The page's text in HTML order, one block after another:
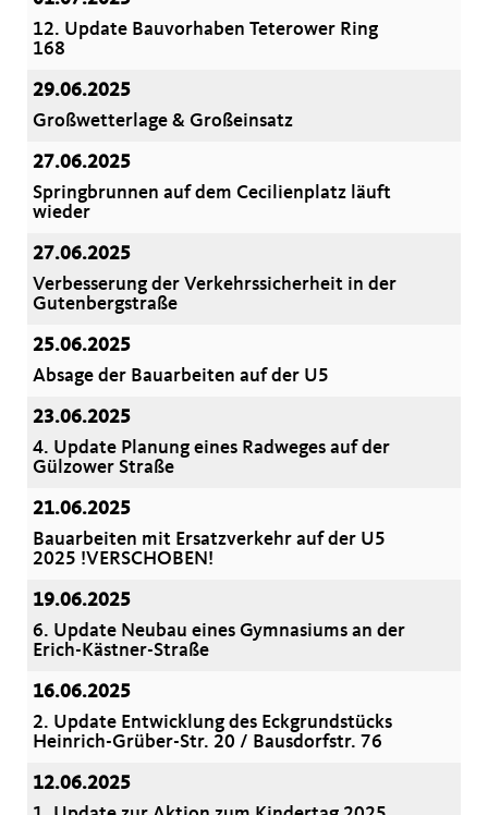
12. Update Bauvorhaben Teterower Ring
168
29.06.2025
Großwetterlage & Großeinsatz
27.06.2025
Springbrunnen auf dem Cecilienplatz läuft
wieder
27.06.2025
Verbesserung der Verkehrssicherheit in der
Gutenbergstraße
25.06.2025
Absage der Bauarbeiten auf der U5
23.06.2025
4. Update Planung eines Radweges auf der
Gülzower Straße
21.06.2025
Bauarbeiten mit Ersatzverkehr auf der U5
2025 !VERSCHOBEN!
19.06.2025
6. Update Neubau eines Gymnasiums an der
Erich-Kästner-Straße
16.06.2025
2. Update Entwicklung des Eckgrundstücks
Heinrich-Grüber-Str. 20 / Bausdorfstr. 76
12.06.2025